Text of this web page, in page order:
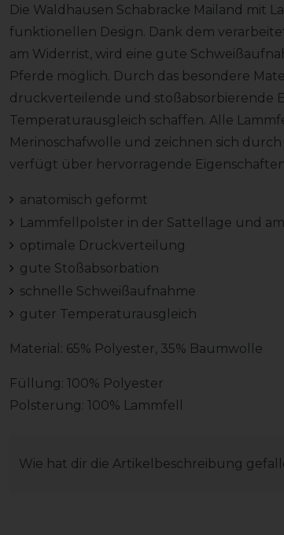
Die Waldhausen Schabracke Mailand mit
funktionellen Design. Dank dem
am Widerrist, wird eine gute
Pferde möglich. Durch das besondere
druckverteilende und stoßabsorbierende
Temperaturausgleich schaffen. Alle
Merinoschafwolle und zeichnen sich
verfügt über hervorragende
anatomisch geformt
Lammfellpolster in der Sattellage und
optimale Druckverteilung
gute Stoßabsorbation
schnelle Schweißaufnahme
guter Temperaturausgleich
Material: 65% Polyester, 35% Baumwolle
Füllung: 100% Polyester
Polsterung: 100% Lammfell
Wie hat dir die Artikelbeschreibung